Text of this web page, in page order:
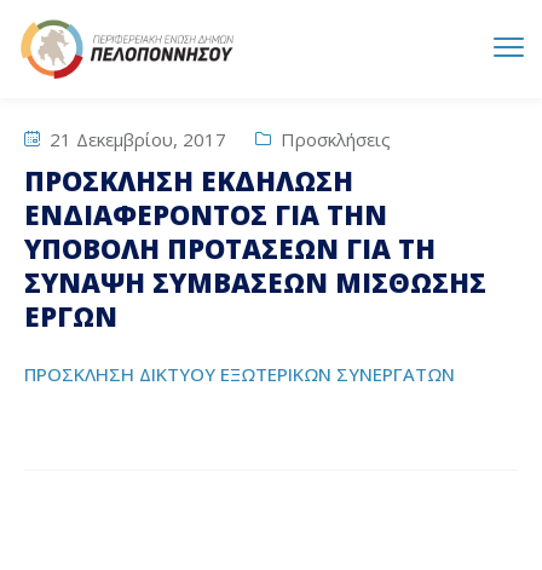
21 Δεκεμβρίου, 2017 Προσκλήσεις
ΠΡΟΣΚΛΗΣΗ ΕΚΔΗΛΩΣΗ
ΕΝΔΙΑΦΕΡΟΝΤΟΣ ΓΙΑ ΤΗΝ
ΥΠΟΒΟΛΗ ΠΡΟΤΑΣΕΩΝ ΓΙΑ ΤΗ
ΣΥΝΑΨΗ ΣΥΜΒΑΣΕΩΝ ΜΙΣΘΩΣΗΣ
ΕΡΓΩΝ
ΠΡΟΣΚΛΗΣΗ ΔΙΚΤΥΟΥ ΕΞΩΤΕΡΙΚΩΝ ΣΥΝΕΡΓΑΤΩΝ